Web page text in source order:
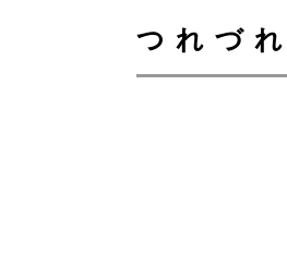
つれづ